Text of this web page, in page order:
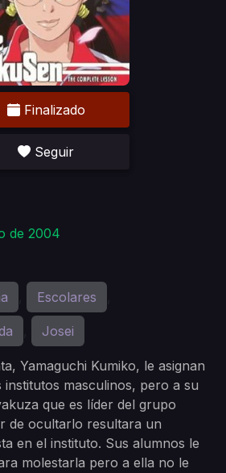
Finalizado
Seguir
de 2004
Escolares
Josei
Yamaguchi Kumiko, le asignan
masculinos, pero a su
que es líder del grupo
de ocultarlo resultara un
en el instituto. Sus alumnos le
molestarla pero a ella no le